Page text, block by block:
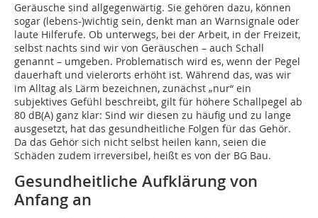
Geräusche sind allgegenwärtig. Sie gehören dazu, können
sogar (lebens-)wichtig sein, denkt man an Warnsignale oder
laute Hilferufe. Ob unterwegs, bei der Arbeit, in der Freizeit,
selbst nachts sind wir von Geräuschen – auch Schall
genannt – umgeben. Problematisch wird es, wenn der Pegel
dauerhaft und vielerorts erhöht ist. Während das, was wir
im Alltag als Lärm bezeichnen, zunächst „nur“ ein
subjektives Gefühl beschreibt, gilt für höhere Schallpegel ab
80 dB(A) ganz klar: Sind wir diesen zu häufig und zu lange
ausgesetzt, hat das gesundheitliche Folgen für das Gehör.
Da das Gehör sich nicht selbst heilen kann, seien die
Schäden zudem irreversibel, heißt es von der BG Bau.
Gesundheitliche Aufklärung von
Anfang an